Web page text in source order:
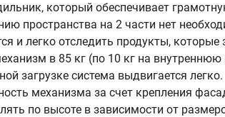
который обеспечивает
пространства на 2 части нет
и легко отследить продукты, которые
в 85 кг (по 10 кг на
загрузке система выдвигается легко.
механизма за счет крепления
по высоте в зависимости от